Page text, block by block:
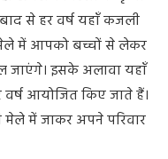
से हर वर्ष यहाँ कजली
में आपको बच्चों से लेकर
जाएंगे। इसके अलावा यहाँ
आयोजित किए जाते हैं।
में जाकर अपने परिवार